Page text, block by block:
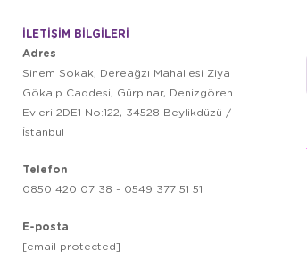
İLETİŞİM BİLGİLERİ
Adres
Sinem Sokak, Dereağzı Mahallesi Ziya
Gökalp Caddesi, Gürpınar, Denizgören
Evleri 2DE1 No:122, 34528 Beylikdüzü /
İstanbul
Telefon
0850 420 07 38 - 0549 377 51 51
E-posta
[email protected]